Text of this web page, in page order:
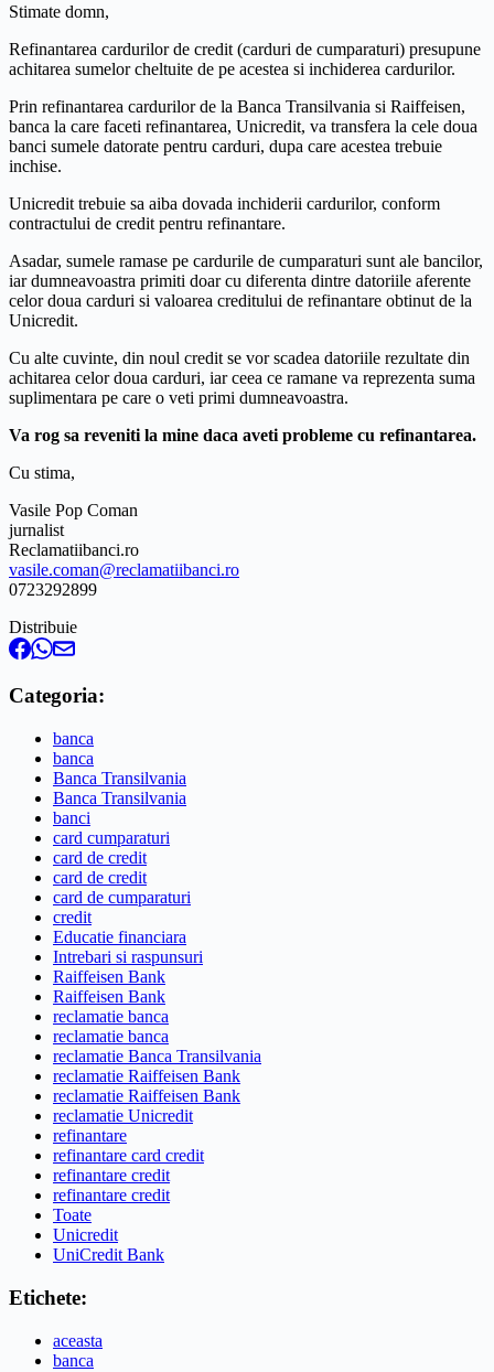
Stimate domn,
Refinantarea cardurilor de credit (carduri de cumparaturi) presupune
achitarea sumelor cheltuite de pe acestea si inchiderea cardurilor.
Prin refinantarea cardurilor de la Banca Transilvania si Raiffeisen,
banca la care faceti refinantarea, Unicredit, va transfera la cele doua
banci sumele datorate pentru carduri, dupa care acestea trebuie
inchise.
Unicredit trebuie sa aiba dovada inchiderii cardurilor, conform
contractului de credit pentru refinantare.
Asadar, sumele ramase pe cardurile de cumparaturi sunt ale bancilor,
iar dumneavoastra primiti doar cu diferenta dintre datoriile aferente
celor doua carduri si valoarea creditului de refinantare obtinut de la
Unicredit.
Cu alte cuvinte, din noul credit se vor scadea datoriile rezultate din
achitarea celor doua carduri, iar ceea ce ramane va reprezenta suma
suplimentara pe care o veti primi dumneavoastra.
Va rog sa reveniti la mine daca aveti probleme cu refinantarea.
Cu stima,
Vasile Pop Coman
jurnalist
Reclamatiibanci.ro
vasile.coman@reclamatiibanci.ro
0723292899
Distribuie
Categoria:
banca
banca
Banca Transilvania
Banca Transilvania
banci
card cumparaturi
card de credit
card de credit
card de cumparaturi
credit
Educatie financiara
Intrebari si raspunsuri
Raiffeisen Bank
Raiffeisen Bank
reclamatie banca
reclamatie banca
reclamatie Banca Transilvania
reclamatie Raiffeisen Bank
reclamatie Raiffeisen Bank
reclamatie Unicredit
refinantare
refinantare card credit
refinantare credit
refinantare credit
Toate
Unicredit
UniCredit Bank
Etichete:
aceasta
banca